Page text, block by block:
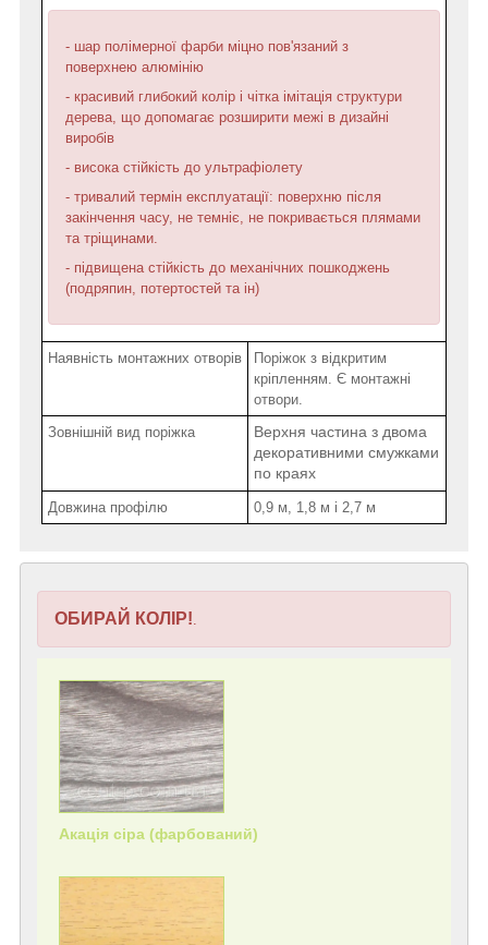
- шар полімерної фарби міцно пов'язаний з
поверхнею алюмінію
- красивий глибокий колір і чітка імітація структури
дерева, що допомагає розширити межі в дизайні
виробів
- висока стійкість до ультрафіолету
- тривалий термін експлуатації: поверхню після
закінчення часу, не темніє, не покривається плямами
та тріщинами.
- підвищена стійкість до механічних пошкоджень
(подряпин, потертостей та ін)
Наявність монтажних отворів
Поріжок з відкритим
кріпленням. Є монтажні
отвори.
Зовнішній вид поріжка
Верхня частина з двома
декоративними смужками
по краях
Довжина профілю 0,9 м, 1,8 м і 2,7 м
ОБИРАЙ КОЛІР!.
Акація сіра (фарбований)